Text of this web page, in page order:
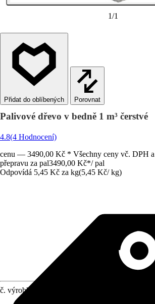
1/1
Porovnat
Palivové dřevo v bedně 1 m³ čerstvé
4.8(4 Hodnocení)
cenu — 3490,00 Kč * Všechny ceny vč. DPH a
přepravu za pal3490,00 Kč*/ pal
Odpovídá 5,45 Kč za kg(5,45 Kč/ kg)
č. výrobku